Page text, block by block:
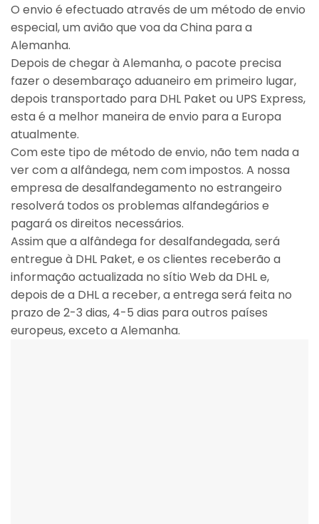
O envio é efectuado através de um método de envio
especial, um avião que voa da China para a
Alemanha.
Depois de chegar à Alemanha, o pacote precisa
fazer o desembaraço aduaneiro em primeiro lugar,
depois transportado para DHL Paket ou UPS Express,
esta é a melhor maneira de envio para a Europa
atualmente.
Com este tipo de método de envio, não tem nada a
ver com a alfândega, nem com impostos. A nossa
empresa de desalfandegamento no estrangeiro
resolverá todos os problemas alfandegários e
pagará os direitos necessários.
Assim que a alfândega for desalfandegada, será
entregue à DHL Paket, e os clientes receberão a
informação actualizada no sítio Web da DHL e,
depois de a DHL a receber, a entrega será feita no
prazo de 2-3 dias, 4-5 dias para outros países
europeus, exceto a Alemanha.